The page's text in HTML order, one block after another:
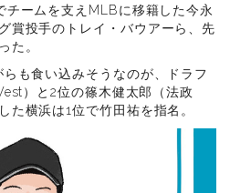
ームを支えMLBに移籍した今永
賞投手のトレイ・バウアーら、先
た。
も食い込みそうなのが、ドラフ
）と2位の篠木健太郎（法政
た横浜は1位で竹田祐を指名。